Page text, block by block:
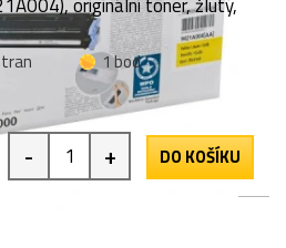
1 bod
- + DO KOŠÍKU